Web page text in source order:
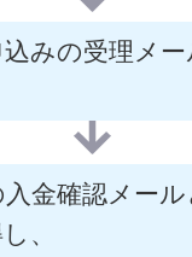
みの受理メー
金確認メール
、